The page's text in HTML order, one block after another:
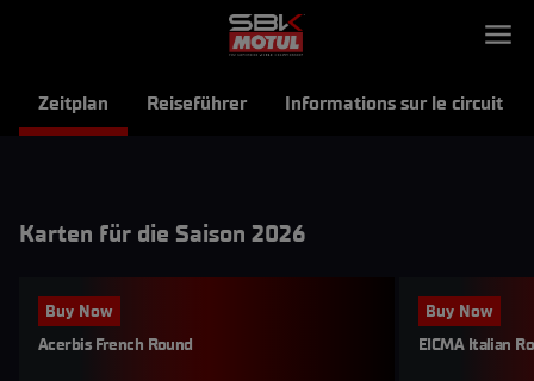
Zeitplan Reiseführer Informations sur le circuit
Karten für die Saison 2026
Buy Now
Acerbis French Round
Buy Now
EICMA Italian